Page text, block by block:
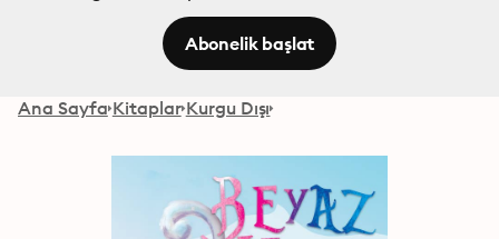
Abonelik başlat
Ana Sayfa Kitaplar Kurgu Dışı